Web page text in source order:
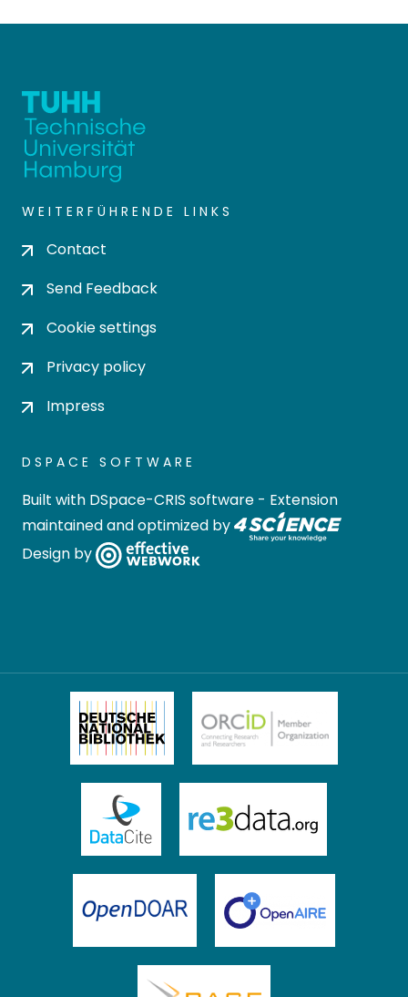
WEITERFÜHRENDE LINKS
Contact
Send Feedback
Cookie settings
Privacy policy
Impress
DSPACE SOFTWARE
Built with DSpace-CRIS software - Extension
maintained and optimized by
Design by